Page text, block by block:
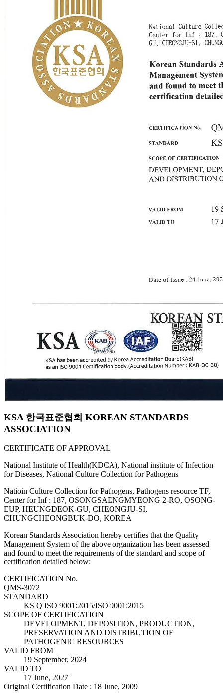
KSA 한국표준협회 KOREAN STANDARDS
ASSOCIATION
CERTIFICATE OF APPROVAL
National Institute of Health(KDCA), National institute of Infection
for Diseases, National Culture Collection for Pathogens
Natioin Culture Collection for Pathogens, Pathogens resource TF,
Center for Inf : 187, OSONGSAENGMYEONG 2-RO, OSONG-
EUP, HEUNGDEOK-GU, CHEONGJU-SI,
CHUNGCHEONGBUK-DO, KOREA
Korean Standards Association hereby certifies that the Quality
Management System of the above organization has been assessed
and found to meet the requirements of the standard and scope of
certification detailed below:
CERTIFICATION No.
QMS-3072
STANDARD
KS Q ISO 9001:2015/ISO 9001:2015
SCOPE OF CERTIFICATION
DEVELOPMENT, DEPOSITION, PRODUCTION,
PRESERVATION AND DISTRIBUTION OF
PATHOGENIC RESOURCES
VALID FROM
19 September, 2024
VALID TO
17 June, 2027
Original Certification Date : 18 June, 2009